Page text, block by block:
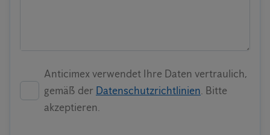
Anticimex verwendet Ihre Daten vertraulich,
gemäß der Datenschutzrichtlinien. Bitte
akzeptieren.